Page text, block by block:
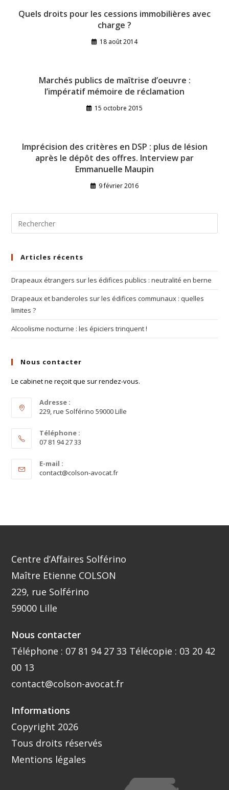
Quels droits pour les cessions immobilières avec
charge ?
18 août 2014
Marchés publics de maîtrise d’oeuvre :
l’impératif mémoire de réclamation
15 octobre 2015
Imprécision des critères en DSP : plus de lésion
après le dépôt des offres. Interview par
Emmanuelle Maupin
9 février 2016
Articles récents
Drapeaux étrangers sur les édifices publics : neutralité en berne
Drapeaux et banderoles sur les édifices communaux : quelles
limites ?
Alcoolisme nocturne : les épiciers trinquent !
Nous contacter
Le cabinet ne reçoit que sur rendez-vous.
Adresse :
229, rue Solférino 59000 Lille
Téléphone :
07 81 94 27 33
E-mail :
contact@colson-avocat.fr
Centre d’Affaires Solférino
Maître Etienne COLSON
229, rue Solférino
59000 Lille
Nous contacter
Téléphone : 07 81 94 27 33 Télécopie : 03 20 42
00 13
contact@colson-avocat.fr
Informations
Copyright 2026
Tous droits réservés
Mentions légales